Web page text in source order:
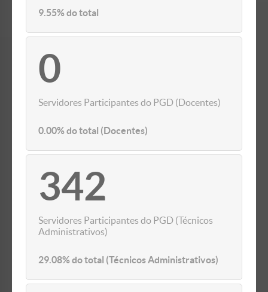
9.55% do total
0
Servidores Participantes do PGD (Docentes)
0.00% do total (Docentes)
342
Servidores Participantes do PGD (Técnicos
Administrativos)
29.08% do total (Técnicos Administrativos)